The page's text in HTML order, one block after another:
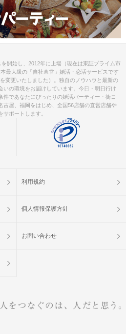
開始し、2012年に上場（現在は東証プライム市
最大級の「自社直営」婚活・恋活サービスです
変更いたしました）。独自のノウハウと最新の
いの環境をお届けしています。今日・明日行け
件であなたにぴったりの婚活パーティー・街コ
古屋、福岡をはじめ、全国56店舗の直営店舗や
ポートします。
利用規約
個人情報保護方針
お問い合わせ